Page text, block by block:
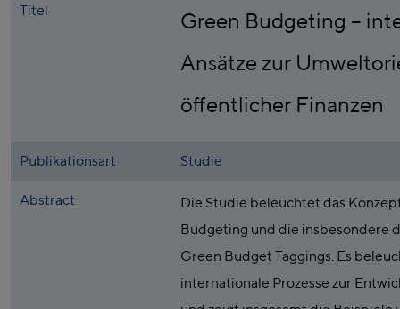
Titel
Green Budgeting –
Ansätze zur
öffentlicher Finanzen
Publikationsart Studie
Abstract
Die Studie beleuchtet das
Budgeting und die insbesondere
Green Budget Taggings. Es
internationale Prozesse zur